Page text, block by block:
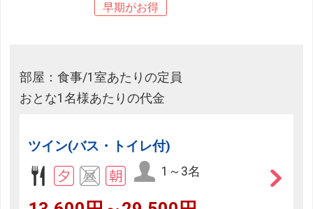
早期がお得
部屋：食事/1室あたりの定員
おとな1名様あたりの代金
ツイン(バス・トイレ付)
1～3名